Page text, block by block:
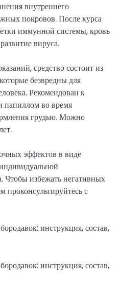
внутреннего
покровов. После курса
иммунной системы, кровь
вируса.
средство состоит из
безвредны для
Рекомендован к
папиллом во время
грудью. Можно
эффектов в виде
Чтобы избежать негативных
проконсультируйтесь с